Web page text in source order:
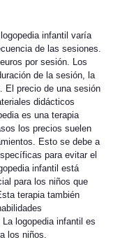
infantil varía
de las sesiones.
por sesión. Los
de la sesión, la
El precio de una sesión
didácticos
es una terapia
los precios suelen
Esto se debe a
para evitar el
infantil está
para los niños que
terapia también
logopedia infantil es
los niños.